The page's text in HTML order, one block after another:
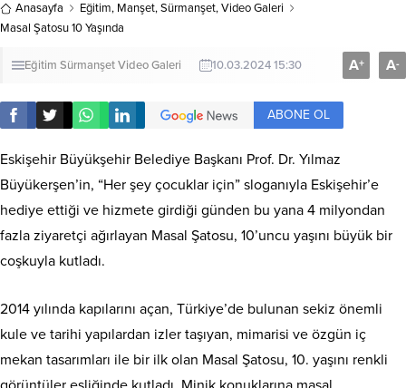
Anasayfa Eğitim, Manşet,Sürmanşet,Video Galeri
Masal Şatosu 10 Yaşında
Eğitim SürmanşetVideo Galeri 10.03.2024 15:30 A+ A-
ABONE OL
Eskişehir Büyükşehir Belediye Başkanı Prof. Dr. Yılmaz
Büyükerşen’in, “Her şey çocuklar için” sloganıyla Eskişehir’e
hediye ettiği ve hizmete girdiği günden bu yana 4 milyondan
fazla ziyaretçi ağırlayan Masal Şatosu, 10’uncu yaşını büyük bir
coşkuyla kutladı.
2014 yılında kapılarını açan, Türkiye’de bulunan sekiz önemli
kule ve tarihi yapılardan izler taşıyan, mimarisi ve özgün iç
mekan tasarımları ile bir ilk olan Masal Şatosu, 10. yaşını renkli